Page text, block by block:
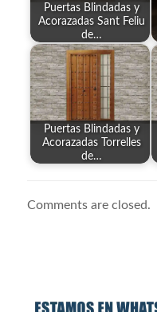
Puertas Blindadas y
Acorazadas Sant Feliu
de…
Puertas Blindadas y
Acorazadas Torrelles
de…
Comments are closed.